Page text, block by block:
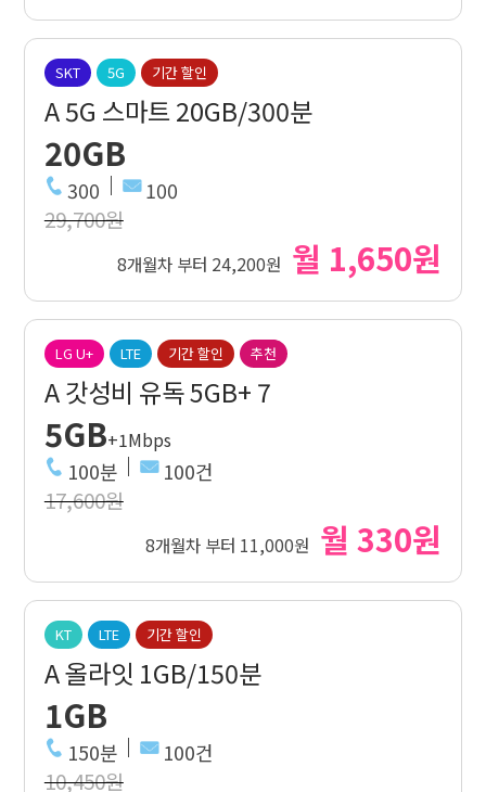
SKT 5G 기간 할인
A 5G 스마트 20GB/300분
20GB
300 100
29,700원
8개월차 부터 24,200원 월 1,650원
LG U+ LTE 기간 할인 추천
A 갓성비 유독 5GB+ 7
5GB+1Mbps
100분 100건
17,600원
8개월차 부터 11,000원 월 330원
KT LTE 기간 할인
A 올라잇 1GB/150분
1GB
150분 100건
10,450원